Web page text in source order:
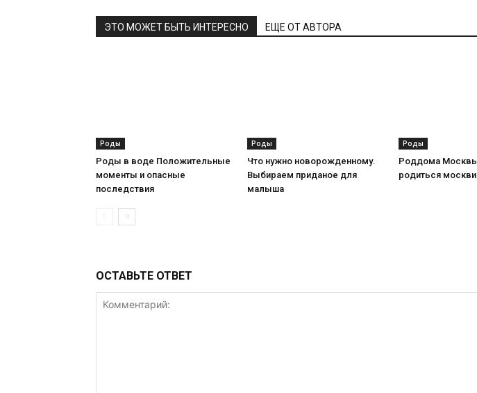
ЭТО МОЖЕТ БЫТЬ ИНТЕРЕСНО ЕЩЕ ОТ АВТОРА
Роды
Роды в воде Положительные
моменты и опасные
последствия
Роды
Что нужно новорожденному.
Выбираем приданое для
малыша
Роды
Роддома Москвы
родиться
ОСТАВЬТЕ ОТВЕТ